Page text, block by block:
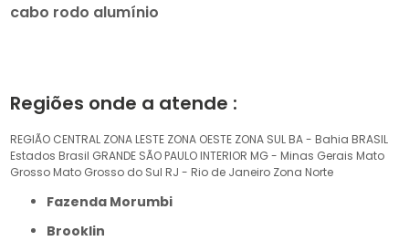
cabo rodo alumínio
Regiões onde a atende :
REGIÃO CENTRAL ZONA LESTE ZONA OESTE ZONA SUL BA - Bahia BRASIL
Estados Brasil GRANDE SÃO PAULO INTERIOR MG - Minas Gerais Mato
Grosso Mato Grosso do Sul RJ - Rio de Janeiro Zona Norte
Fazenda Morumbi
Brooklin